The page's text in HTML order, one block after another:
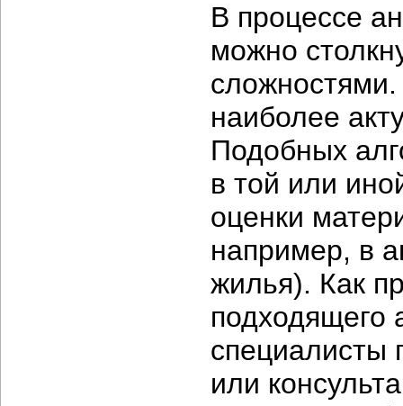
В процессе
можно
наиболее
Подобных
в той или
оценки
например, в
жилья). Как
подходящего
специалисты
или